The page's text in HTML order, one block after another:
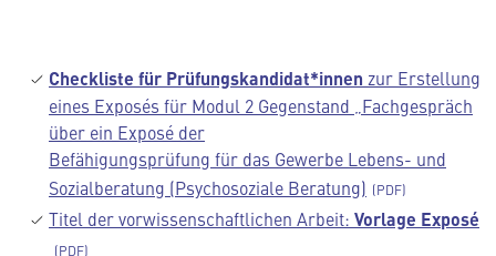
Checkliste für Prüfungskandidat*innen zur Erstellung
eines Exposés für Modul 2 Gegenstand „Fachgespräch
über ein Exposé der
Befähigungsprüfung für das Gewerbe Lebens- und
Sozialberatung (Psychosoziale Beratung)
Titel der vorwissenschaftlichen Arbeit: Vorlage Exposé